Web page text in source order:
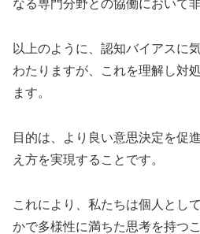
なる専門分野との協働において
以上のように、認知バイアスに
わたりますが、これを理解し対
ます。
目的は、より良い意思決定を促
え方を実現することです。
これにより、私たちは個人とし
かで多様性に満ちた思考を持つ